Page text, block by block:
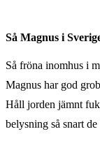
Så Magnus i
Så fröna inomhus i
Magnus har god
Håll jorden jämnt
belysning så snart